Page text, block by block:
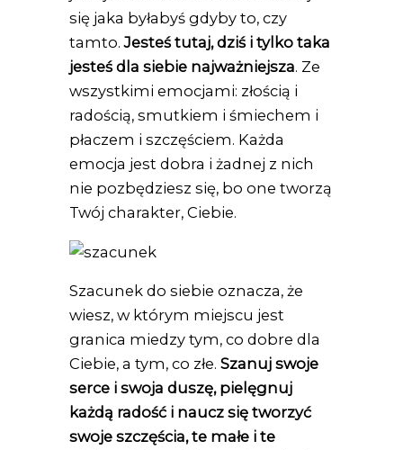
się jaka byłabyś gdyby to, czy
tamto.Jesteś tutaj, dziś i tylko taka
jesteś dla siebie najważniejsza. Ze
wszystkimi emocjami: złością i
radością, smutkiem i śmiechem i
płaczem i szczęściem. Każda
emocja jest dobra i żadnej z nich
nie pozbędziesz się, bo one tworzą
Twój charakter, Ciebie.
Szacunek do siebie oznacza, że
wiesz, w którym miejscu jest
granica miedzy tym, co dobre dla
Ciebie, a tym, co złe. Szanuj swoje
serce i swoja duszę, pielęgnuj
każdą radość i naucz się tworzyć
swoje szczęścia, te małe i te